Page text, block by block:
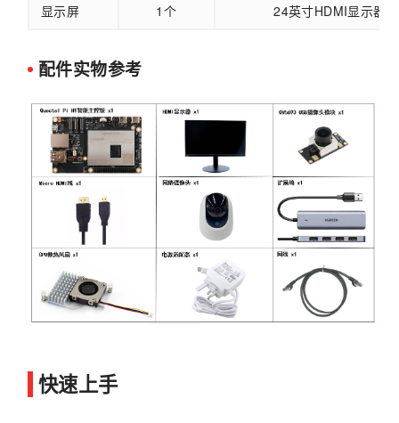
显示屏 1个 24英寸HDMI显示器
配件实物参考
快速上手